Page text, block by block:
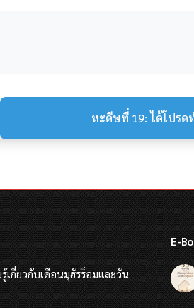
หะดีษที่ 19: ได้โปร
รู้เกี่ยวกับเดือนมุฮัรร็อมและวัน
E-